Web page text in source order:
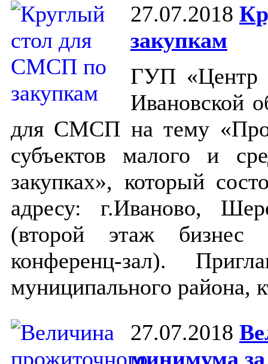
27.07.2018
закупкам
ГУП «Центр
Ивановской
для СМСП на тему
субъектов малого и
закупках», который
адресу: г.Иваново,
(второй этаж
конференц-зал).
муниципального района,
27.07.2018
минимума за